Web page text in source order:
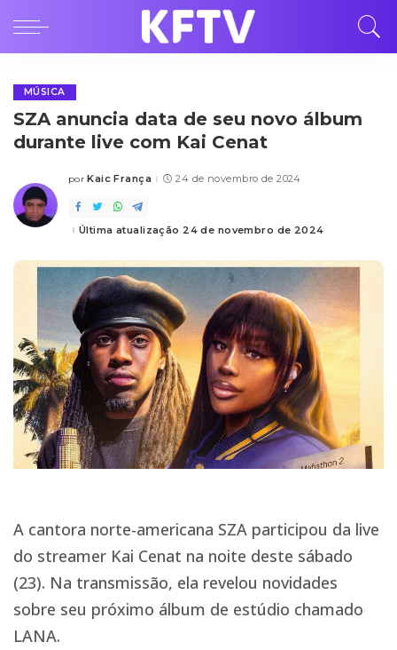
MÚSICA
SZA anuncia data de seu novo álbum
durante live com Kai Cenat
Posted
por Kaic França 24 de novembro de 2024
Última atualização 24 de novembro de 2024
A cantora norte-americana SZA participou da live
do streamer Kai Cenat na noite deste sábado
(23). Na transmissão, ela revelou novidades
sobre seu próximo álbum de estúdio chamado
LANA.